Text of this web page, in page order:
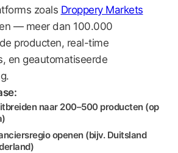
zoals Droppery Markets
— meer dan 100.000
producten, real-time
en geautomatiseerde
naar 200–500 producten (op
openen (bijv. Duitsland